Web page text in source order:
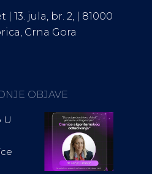
13. jula, br. 2, | 81000
Crna Gora
OBJAVE
U